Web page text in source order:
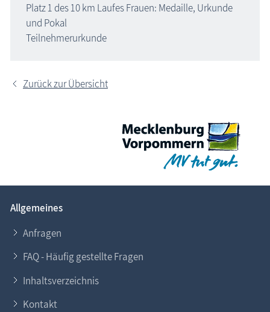
Platz 1 des 10 km Laufes Frauen: Medaille, Urkunde
und Pokal
Teilnehmerurkunde
Zurück zur Übersicht
Allgemeines
Anfragen
FAQ - Häufig gestellte Fragen
Inhaltsverzeichnis
Kontakt